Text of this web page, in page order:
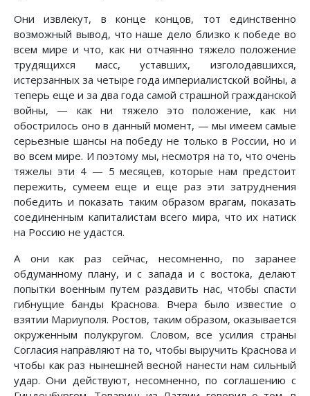
Они извлекут, в конце концов, тот единственно
возможный вывод, что наше дело близко к победе во
всем мире и что, как ни отчаянно тяжело положение
трудящихся масс, уставших, изголодавшихся,
истерзанных за четыре года империалистской войны, а
теперь еще и за два года самой страшной гражданской
войны, — как ни тяжело это положение, как ни
обострилось оно в данный момент, — мы имеем самые
серьезные шансы на победу не только в России, но и
во всем мире. И поэтому мы, несмотря на то, что очень
тяжелы эти 4 — 5 месяцев, которые нам предстоит
пережить, сумеем еще и еще раз эти затруднения
победить и показать таким образом врагам, показать
соединенным капиталистам всего мира, что их натиск
на Россию не удастся.
А они как раз сейчас, несомненно, по заранее
обдуманному плану, и с запада и с востока, делают
попытки военным путем раздавить нас, чтобы спасти
гибнущие банды Краснова. Вчера было известие о
взятии Мариуполя. Ростов, таким образом, оказывается
окруженным полукругом. Словом, все усилия страны
Согласия направляют на то, чтобы выручить Краснова и
чтобы как раз нынешней весной нанести нам сильный
удар. Они действуют, несомненно, по соглашению с